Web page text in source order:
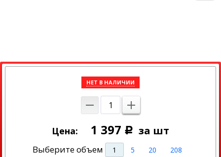
НЕТ В НАЛИЧИИ
Цена: 1 397 Р за шт
Выберите объем 1 5 20 208